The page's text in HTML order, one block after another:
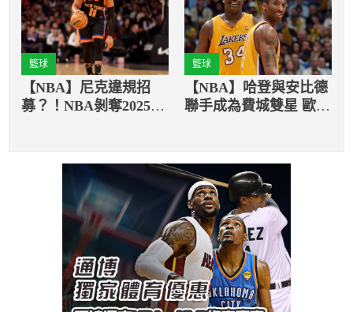
籃球
【NBA】尼克違規招
募？！NBA剝奪2025年
籃球
【NBA】哈登與安比德
聯手成為費城雙星 歐尼